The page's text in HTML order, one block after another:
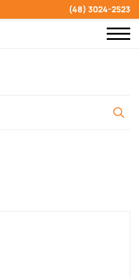
(48) 3024-2523